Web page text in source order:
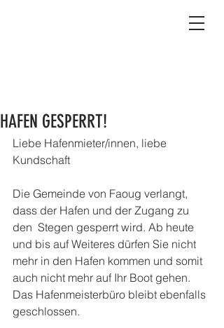
HAFEN GESPERRT!
Liebe Hafenmieter/innen, liebe
Kundschaft
Die Gemeinde von Faoug verlangt,
dass der Hafen und der Zugang zu
den  Stegen gesperrt wird. Ab heute
und bis auf Weiteres dürfen Sie nicht
mehr in den Hafen kommen und somit
auch nicht mehr auf Ihr Boot gehen.
Das Hafenmeisterbüro bleibt ebenfalls
geschlossen.